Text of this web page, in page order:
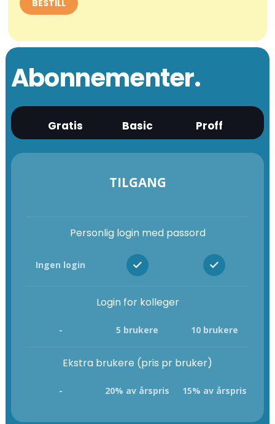
Abonnementer.
Gratis Basic Proff
TILGANG
Personlig login med passord
Ingen login
Login for kolleger
- 5 brukere 10 brukere
Ekstra brukere (pris pr bruker)
- 20% av årspris 15% av årspris